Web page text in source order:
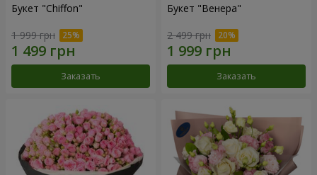
Букет "Chiffon"
1 999 грн
Заказать
Букет "Венера"
2 499 грн
Заказать